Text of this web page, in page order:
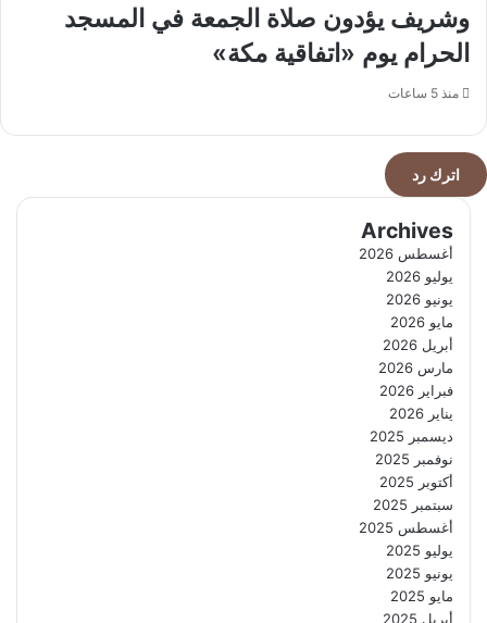
وشريف يؤدون صلاة الجمعة في المسجد
الحرام يوم «اتفاقية مكة»
منذ 5 ساعات
اترك رد
Archives
أغسطس 2026
يوليو 2026
يونيو 2026
مايو 2026
أبريل 2026
مارس 2026
فبراير 2026
يناير 2026
ديسمبر 2025
نوفمبر 2025
أكتوبر 2025
سبتمبر 2025
أغسطس 2025
يوليو 2025
يونيو 2025
مايو 2025
أبريل 2025